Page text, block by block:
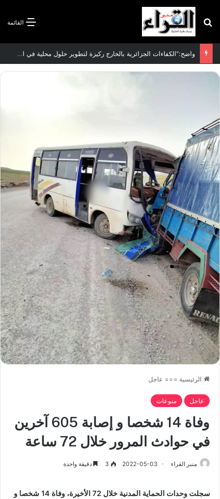
القائمة بحث عن
واضح:”الكفاءات الجزائرية بالخارج ركيزة لتطوير حلول محلية في الذكاء الاصطناعي”
الرئيسية === عاجل
عاجل منوعات
وفاة 14 شخصا و إصابة 605 آخرين
في حوادث المرور خلال 72 ساعة
منبر القراء 2022-05-03
3 دقيقة واحدة
سجلت وحدات الحماية المدنية خلال 72 الأخيرة، وفاة 14 شخصا و